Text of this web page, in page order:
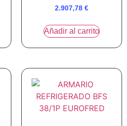
2.907,78 €
Añadir al carrito